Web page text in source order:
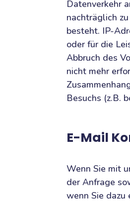
Datenverkehr
nachträglich
besteht. IP-
oder für die
Abbruch des
nicht mehr
Besuchs (z.B.
E-Mail
Wenn Sie mit
der Anfrage
wenn Sie